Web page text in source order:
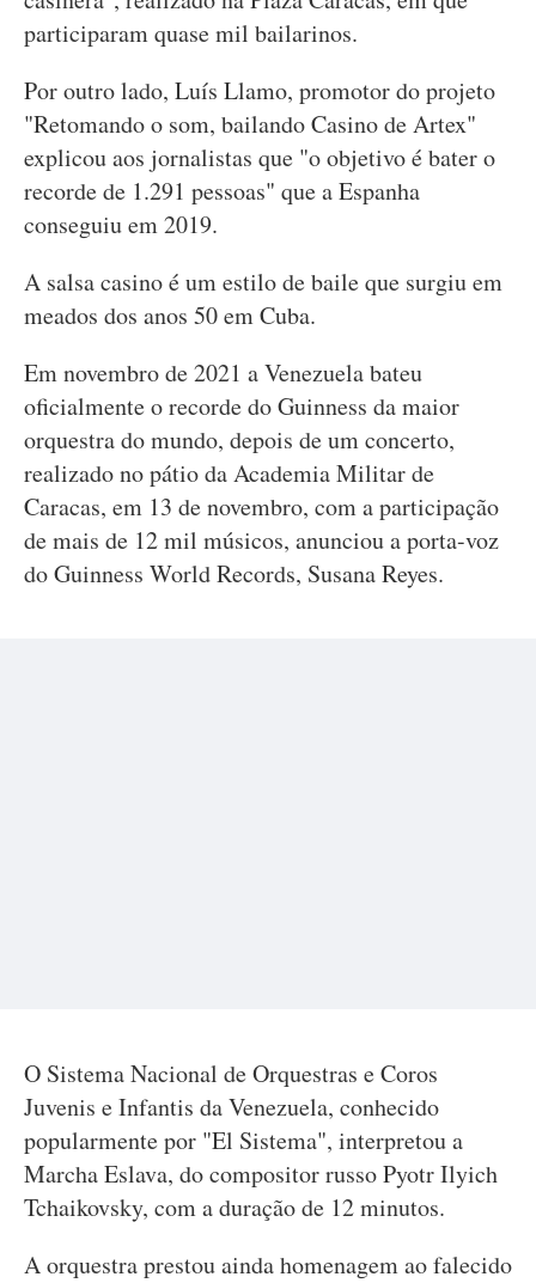
participaram quase mil bailarinos.
Por outro lado, Luís Llamo, promotor do projeto
"Retomando o som, bailando Casino de Artex"
explicou aos jornalistas que "o objetivo é bater o
recorde de 1.291 pessoas" que a Espanha
conseguiu em 2019.
A salsa casino é um estilo de baile que surgiu em
meados dos anos 50 em Cuba.
Em novembro de 2021 a Venezuela bateu
oficialmente o recorde do Guinness da maior
orquestra do mundo, depois de um concerto,
realizado no pátio da Academia Militar de
Caracas, em 13 de novembro, com a participação
de mais de 12 mil músicos, anunciou a porta-voz
do Guinness World Records, Susana Reyes.
O Sistema Nacional de Orquestras e Coros
Juvenis e Infantis da Venezuela, conhecido
popularmente por "El Sistema", interpretou a
Marcha Eslava, do compositor russo Pyotr Ilyich
Tchaikovsky, com a duração de 12 minutos.
A orquestra prestou ainda homenagem ao falecido